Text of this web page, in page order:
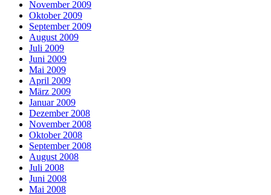
November 2009
Oktober 2009
September 2009
August 2009
Juli 2009
Juni 2009
Mai 2009
April 2009
März 2009
Januar 2009
Dezember 2008
November 2008
Oktober 2008
September 2008
August 2008
Juli 2008
Juni 2008
Mai 2008